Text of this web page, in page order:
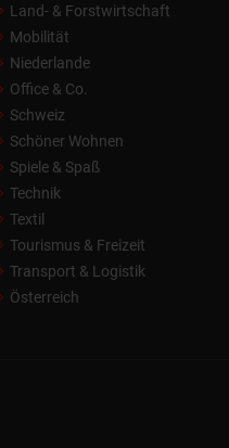
Land- & Forstwirtschaft
Mobilität
Niederlande
Office & Co.
Schweiz
Schöner Wohnen
Spiele & Spaß
Technik
Textil
Tourismus & Freizeit
Transport & Logistik
Österreich